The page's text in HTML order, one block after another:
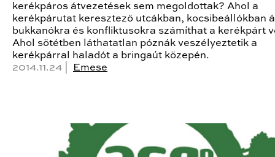
kerékpáros átvezetések sem megoldottak? Ahol a
kerékpárutat keresztező utcákban, kocsibeállókban
bukkanókra és konfliktusokra számíthat a kerékpárt
Ahol sötétben láthatatlan póznák veszélyeztetik a
kerékpárral haladót a bringaút közepén.
2014.11.24 |
Emese